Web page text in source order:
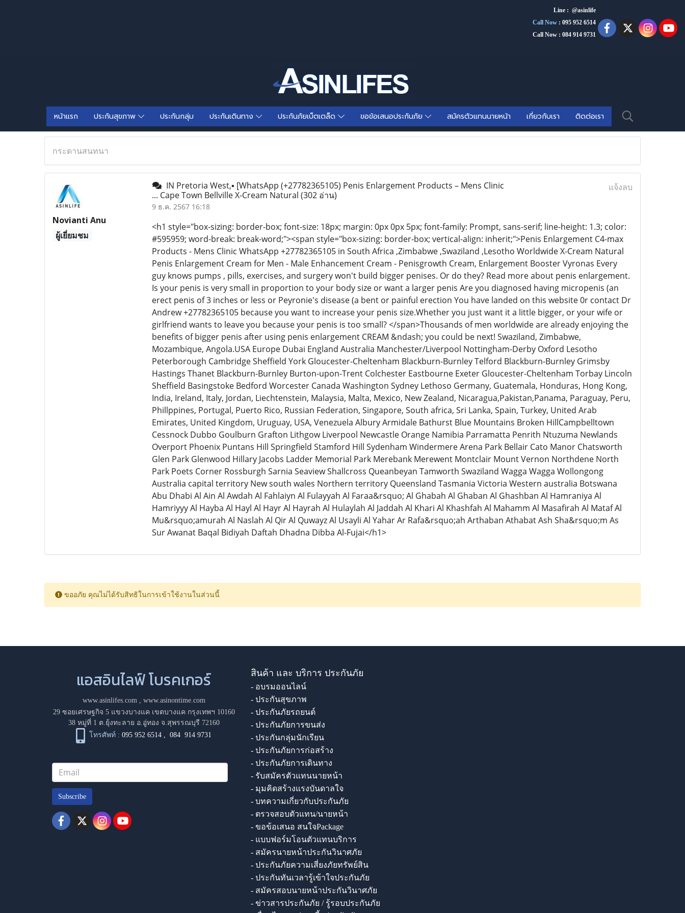
Line : @asinlife
Call Now : 095 952 6514
Call Now : 084 914 9731
หน้าแรก ประกันสุขภาพ ประกันกลุ่ม ประกันเดินทาง ประกันภัยเบ็ตเตล็ด ขอข้อเสนอประกันภัย สมัครตัวแทนนายหน้า เกี่ยวกับเรา ติดต่อเรา
กระดานสนทนา
Novianti Anu
ผู้เยี่ยมชม
IN Pretoria West,▪︎ [WhatsApp (+27782365105) Penis Enlargement Products – Mens Clinic
... Cape Town Bellville X-Cream Natural (302 อ่าน)
9 ธ.ค. 2567 16:18
แจ้งลบ
<h1 style="box-sizing: border-box; font-size: 18px; margin: 0px 0px 5px; font-family: Prompt, sans-serif; line-height: 1.3; color:
#595959; word-break: break-word;"><span style="box-sizing: border-box; vertical-align: inherit;">Penis Enlargement C4-max
Products - Mens Clinic WhatsApp +27782365105 in South Africa ,Zimbabwe ,Swaziland ,Lesotho Worldwide X-Cream Natural
Penis Enlargement Cream for Men - Male Enhancement Cream - Penisgrowth Cream, Enlargement Booster Vyronas Every
guy knows pumps , pills, exercises, and surgery won't build bigger penises. Or do they? Read more about penis enlargement.
Is your penis is very small in proportion to your body size or want a larger penis Are you diagnosed having micropenis (an
erect penis of 3 inches or less or Peyronie's disease (a bent or painful erection You have landed on this website 0r contact Dr
Andrew +27782365105 because you want to increase your penis size.Whether you just want it a little bigger, or your wife or
girlfriend wants to leave you because your penis is too small? </span>Thousands of men worldwide are already enjoying the
benefits of bigger penis after using penis enlargement CREAM &ndash; you could be next! Swaziland, Zimbabwe,
Mozambique, Angola.USA Europe Dubai England Australia Manchester/Liverpool Nottingham-Derby Oxford Lesotho
Peterborough Cambridge Sheffield York Gloucester-Cheltenham Blackburn-Burnley Telford Blackburn-Burnley Grimsby
Hastings Thanet Blackburn-Burnley Burton-upon-Trent Colchester Eastbourne Exeter Gloucester-Cheltenham Torbay Lincoln
Sheffield Basingstoke Bedford Worcester Canada Washington Sydney Lethoso Germany, Guatemala, Honduras, Hong Kong,
India, Ireland, Italy, Jordan, Liechtenstein, Malaysia, Malta, Mexico, New Zealand, Nicaragua,Pakistan,Panama, Paraguay, Peru,
Phillppines, Portugal, Puerto Rico, Russian Federation, Singapore, South africa, Sri Lanka, Spain, Turkey, United Arab
Emirates, United Kingdom, Uruguay, USA, Venezuela Albury Armidale Bathurst Blue Mountains Broken HillCampbelltown
Cessnock Dubbo Goulburn Grafton Lithgow Liverpool Newcastle Orange Namibia Parramatta Penrith Ntuzuma Newlands
Overport Phoenix Puntans Hill Springfield Stamford Hill Sydenham Windermere Arena Park Bellair Cato Manor Chatsworth
Glen Park Glenwood Hillary Jacobs Ladder Memorial Park Merebank Merewent Montclair Mount Vernon Northdene North
Park Poets Corner Rossburgh Sarnia Seaview Shallcross Queanbeyan Tamworth Swaziland Wagga Wagga Wollongong
Australia capital territory New south wales Northern territory Queensland Tasmania Victoria Western australia Botswana
Abu Dhabi Al Ain Al Awdah Al Fahlaiyn Al Fulayyah Al Faraa&rsquo; Al Ghabah Al Ghaban Al Ghashban Al Hamraniya Al
Hamriyyy Al Hayba Al Hayl Al Hayr Al Hayrah Al Hulaylah Al Jaddah Al Khari Al Khashfah Al Mahamm Al Masafirah Al Mataf Al
Mu&rsquo;amurah Al Naslah Al Qir Al Quwayz Al Usayli Al Yahar Ar Rafa&rsquo;ah Arthaban Athabat Ash Sha&rsquo;m As
Sur Awanat Baqal Bidiyah Daftah Dhadna Dibba Al-Fujai</h1>
ขออภัย คุณไม่ได้รับสิทธิในการเข้าใช้งานในส่วนนี้
แอสอินไลฟ์ โบรคเกอร์
www.asinlifes.com, www.asinontime.com
29 ซอยเศรษฐกิจ 5 แขวงบางแค เขตบางแค กรุงเทพฯ 10160
38 หมู่ที่ 1 ต.ยุ้งทะลาย อ.อู่ทอง จ.สุพรรณบุรี 72160
โทรศัพท์ : 095 952 6514 ,084 914 9731
Subscribe
สินค้า และ บริการ ประกันภัย
- อบรมออนไลน์
- ประกันสุขภาพ
- ประกันภัยรถยนต์
- ประกันภัยการขนส่ง
- ประกันกลุ่มนักเรียน
- ประกันภัยการก่อสร้าง
- ประกันภัยการเดินทาง
- รับสมัครตัวแทนนายหน้า
- มุมคิดสร้างแรงบันดาลใจ
- บทความเกี่ยวกับประกันภัย
- ตรวจสอบตัวแทน/นายหน้า
- ขอข้อเสนอ สนใจPackage
- แบบฟอร์มโอนตัวแทนบริการ
- สมัครนายหน้าประกันวินาศภัย
- ประกันภัยความเสี่ยงภัยทรัพย์สิน
- ประกันทันเวลารู้เข้าใจประกันภัย
- สมัครสอบนายหน้าประกันวินาศภัย
- ข่าวสารประกันภัย / รู้รอบประกันภัย